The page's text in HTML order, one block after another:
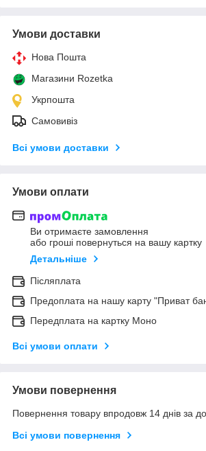
Умови доставки
Нова Пошта
Магазини Rozetka
Укрпошта
Самовивіз
Всі умови доставки
Умови оплати
Ви отримаєте замовлення
або гроші повернуться на вашу картку
Детальніше
Післяплата
Предоплата на нашу карту "Приват
Передплата на картку Моно
Всі умови оплати
Умови повернення
Повернення товару впродовж 14 днів за
Всі умови повернення